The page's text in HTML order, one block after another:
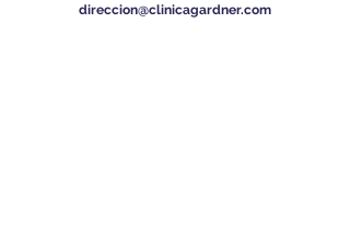
direccion@clinicagardner.com